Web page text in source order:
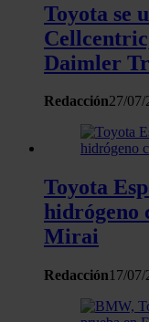
Toyota se
Daimler
Redacción27/07/
Toyota
hidrógeno
Mirai
Redacción17/